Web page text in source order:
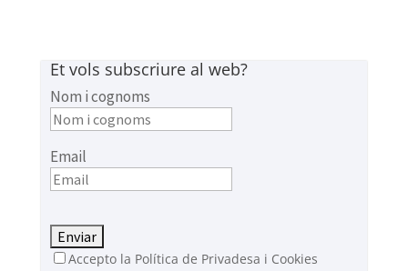
Et vols subscriure al web?
Nom i cognoms
Email
Accepto la Política de Privadesa i Cookies